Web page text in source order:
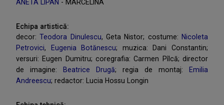
ANETA LIPAN - MARCELINA
Echipa artistică:
decor:Teodora Dinulescu, Geta Nistor; costume: Nicoleta
Petrovici, Eugenia Botănescu; muzica: Dani Constantin;
versuri: Eugen Dumitru; coregrafia: Carmen Pîlcă; director
de imagine:
Beatrice Drugă; regia de montaj:
Emilia
Andreescu; redactor: Lucia Hossu Longin